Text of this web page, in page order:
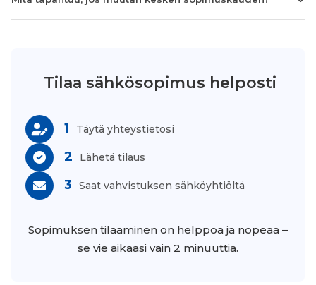
Tilaa sähkösopimus helposti
1 Täytä yhteystietosi
2 Lähetä tilaus
3 Saat vahvistuksen sähköyhtiöltä
Sopimuksen tilaaminen on helppoa ja nopeaa –
se vie aikaasi vain 2 minuuttia.